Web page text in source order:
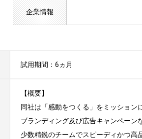
企業情報
試用期間：6ヵ月
【概要】
同社は「感動をつくる」をミッション
ブランディング及び広告キャンペーン
少数精鋭のチームでスピーディかつ高